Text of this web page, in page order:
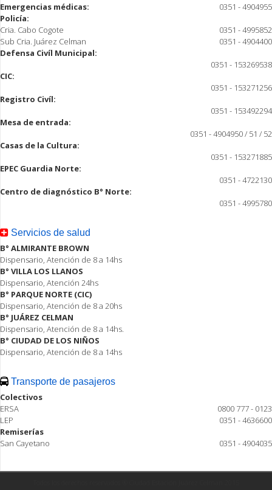
Emergencias médicas:
0351 - 4904955
Policía:
Cria. Cabo Cogote
0351 - 4995852
Sub Cria. Juárez Celman
0351 - 4904400
Defensa Civíl Municipal:
0351 - 153269538
CIC:
0351 - 153271256
Registro Civíl:
0351 - 153492294
Mesa de entrada:
0351 - 4904950 / 51 / 52
Casas de la Cultura:
0351 - 153271885
EPEC Guardia Norte:
0351 - 4722130
Centro de diagnóstico B° Norte:
0351 - 4995780
Servicios de salud
B° ALMIRANTE BROWN
Dispensario, Atención de 8 a 14hs
B° VILLA LOS LLANOS
Dispensario, Atención 24hs
B° PARQUE NORTE (CIC)
Dispensario, Atención de 8 a 20hs
B° JUÁREZ CELMAN
Dispensario, Atención de 8 a 14hs.
B° CIUDAD DE LOS NIÑOS
Dispensario, Atención de 8 a 14hs
Transporte de pasajeros
Colectivos
ERSA
0800 777 - 0123
LEP
0351 - 4636600
Remiserías
San Cayetano
0351 - 4904035